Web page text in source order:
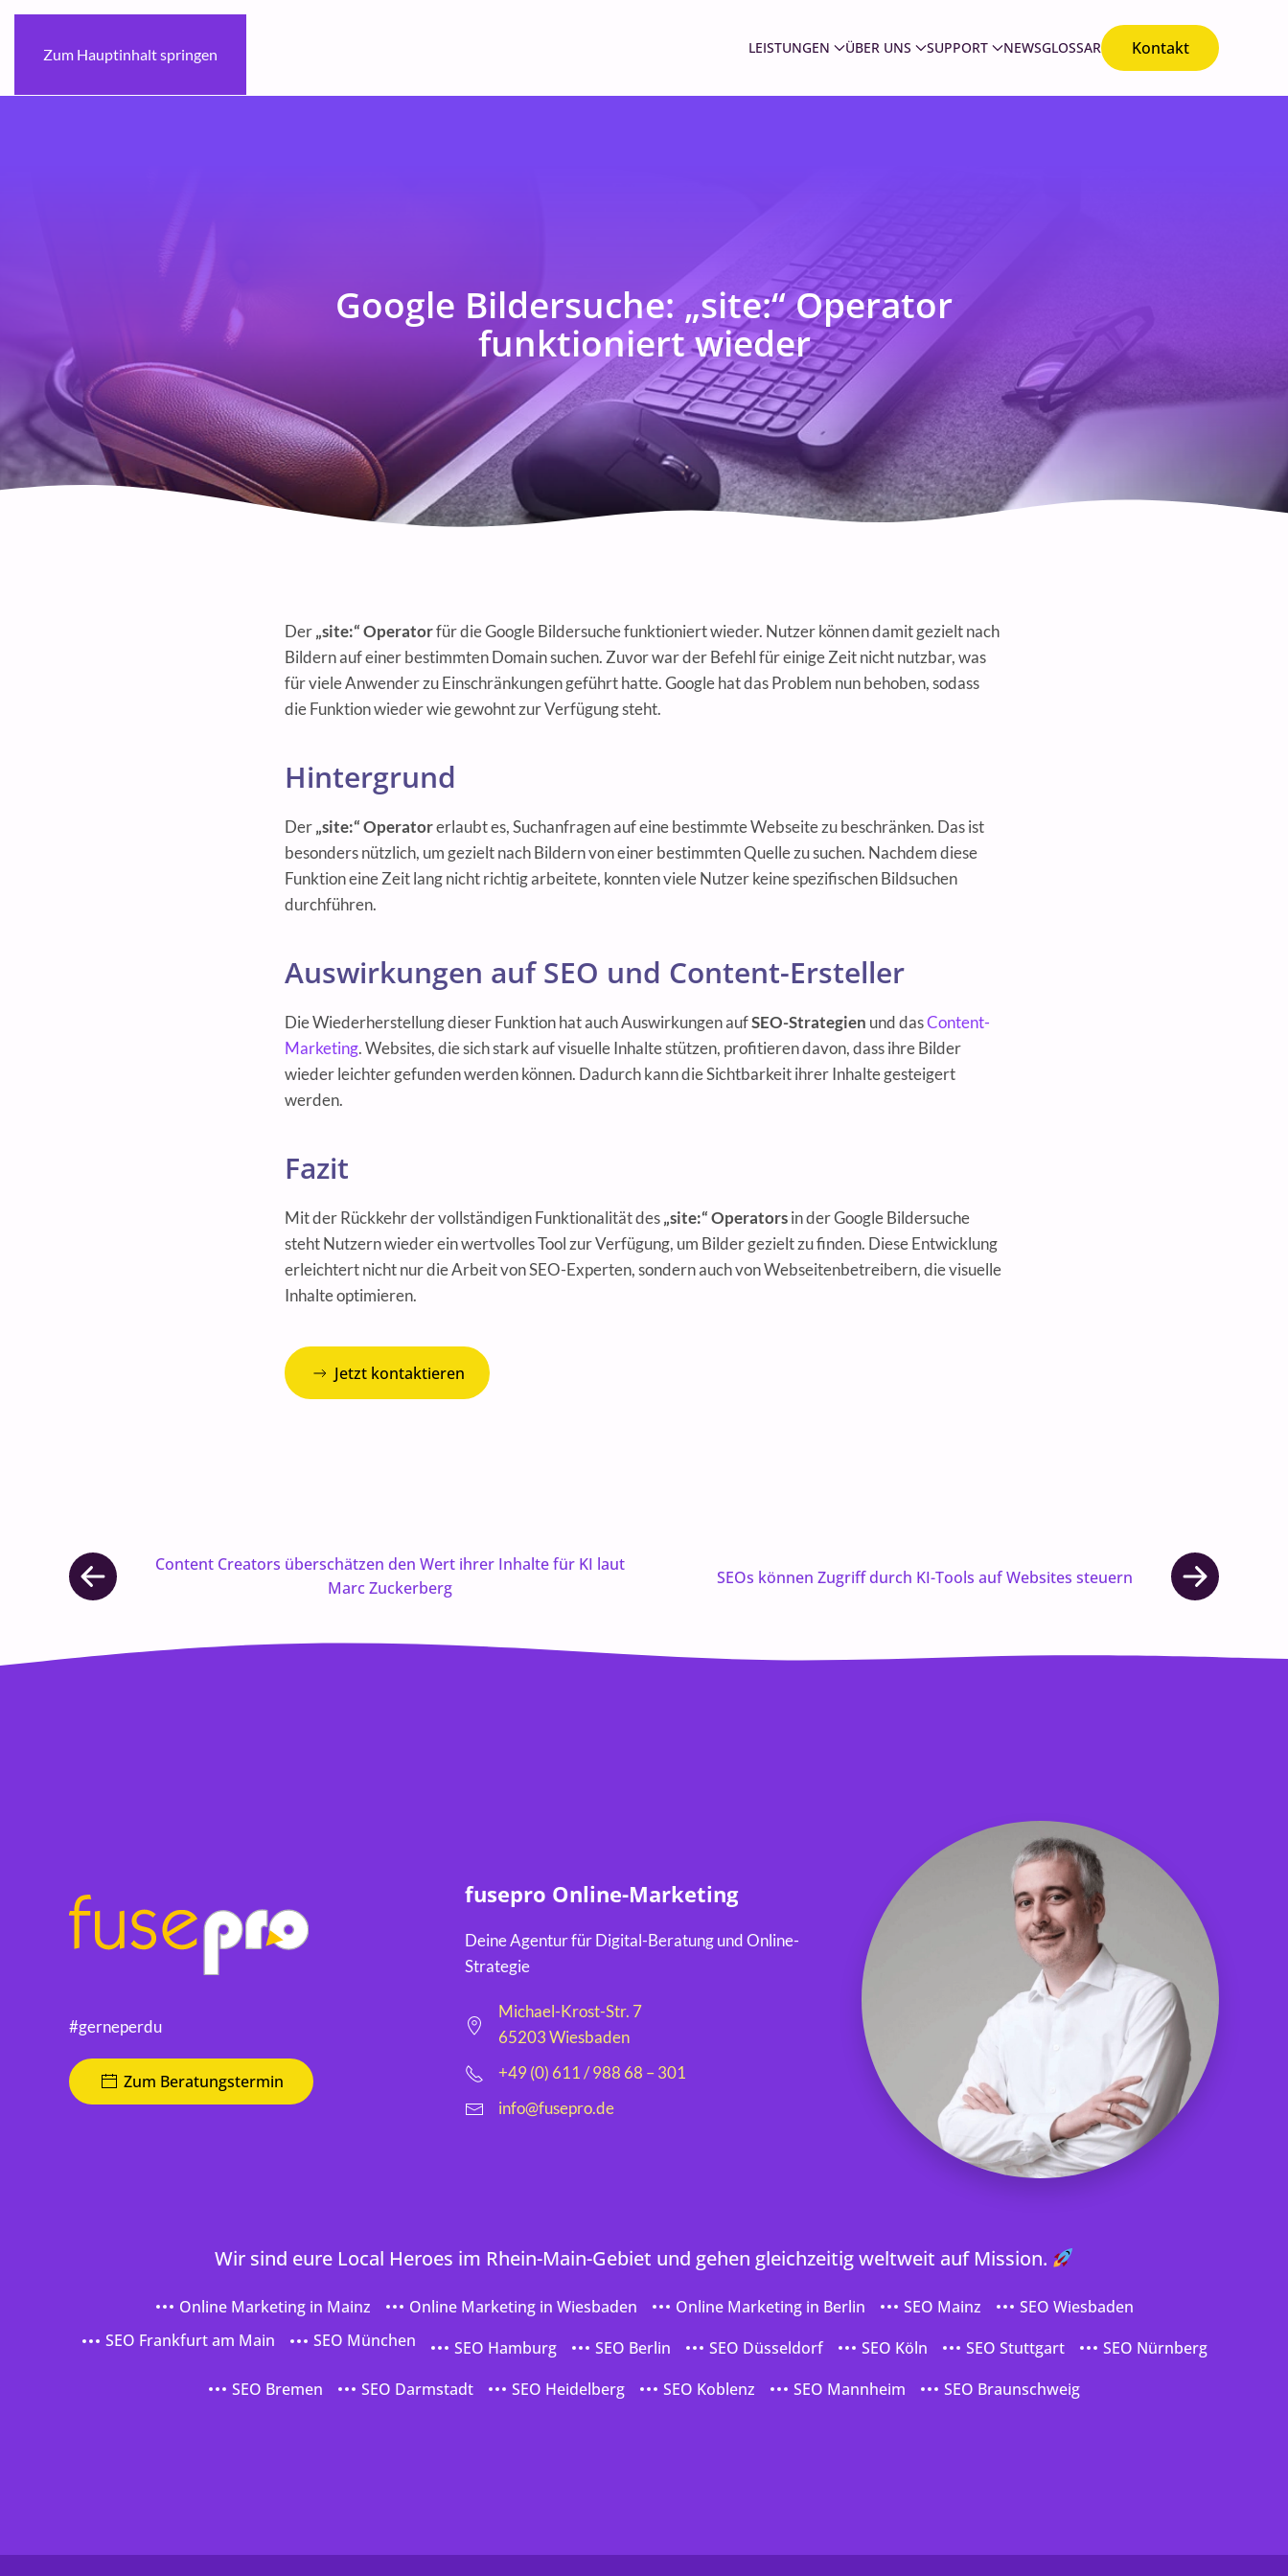
Zum Hauptinhalt springen LEISTUNGEN ÜBER UNS SUPPORT NEWSGLOSSAR Kontakt
Google Bildersuche: „site:“ Operator
funktioniert wieder
Der„site:“ Operatorfür die Google Bildersuche funktioniert wieder. Nutzer können damit gezielt nach
Bildern auf einer bestimmten Domain suchen. Zuvor war der Befehl für einige Zeit nicht nutzbar, was
für viele Anwender zu Einschränkungen geführt hatte. Google hat das Problem nun behoben, sodass
die Funktion wieder wie gewohnt zur Verfügung steht.
Hintergrund
Der„site:“ Operatorerlaubt es, Suchanfragen auf eine bestimmte Webseite zu beschränken. Das ist
besonders nützlich, um gezielt nach Bildern von einer bestimmten Quelle zu suchen. Nachdem diese
Funktion eine Zeit lang nicht richtig arbeitete, konnten viele Nutzer keine spezifischen Bildsuchen
durchführen.
Auswirkungen auf SEO und Content-Ersteller
Die Wiederherstellung dieser Funktion hat auch Auswirkungen aufSEO-Strategien und dasContent-
Marketing. Websites, die sich stark auf visuelle Inhalte stützen, profitieren davon, dass ihre Bilder
wieder leichter gefunden werden können. Dadurch kann die Sichtbarkeit ihrer Inhalte gesteigert
werden.
Fazit
Mit der Rückkehr der vollständigen Funktionalität des„site:“ Operatorsin der Google Bildersuche
steht Nutzern wieder ein wertvolles Tool zur Verfügung, um Bilder gezielt zu finden. Diese Entwicklung
erleichtert nicht nur die Arbeit von SEO-Experten, sondern auch von Webseitenbetreibern, die visuelle
Inhalte optimieren.
Jetzt kontaktieren
Content Creators überschätzen den Wert ihrer Inhalte für KI laut
Marc Zuckerberg
SEOs können Zugriff durch KI-Tools auf Websites steuern
#gerneperdu
Zum Beratungstermin
fusepro Online-Marketing
Deine Agentur für Digital-Beratung und Online-
Strategie
Michael-Krost-Str. 7
65203 Wiesbaden
+49 (0) 611 / 988 68 – 301
info@fusepro.de
Wir sind eure Local Heroes im Rhein-Main-Gebiet und gehen gleichzeitig weltweit auf Mission.
Online Marketing in Mainz Online Marketing in Wiesbaden Online Marketing in Berlin SEO Mainz
SEO Wiesbaden
SEO Frankfurt am Main
SEO München SEO Hamburg SEO Berlin SEO Düsseldorf SEO Köln SEO Stuttgart
SEO Nürnberg
SEO Bremen
SEO Darmstadt SEO Heidelberg SEO Koblenz SEO Mannheim SEO Braunschweig